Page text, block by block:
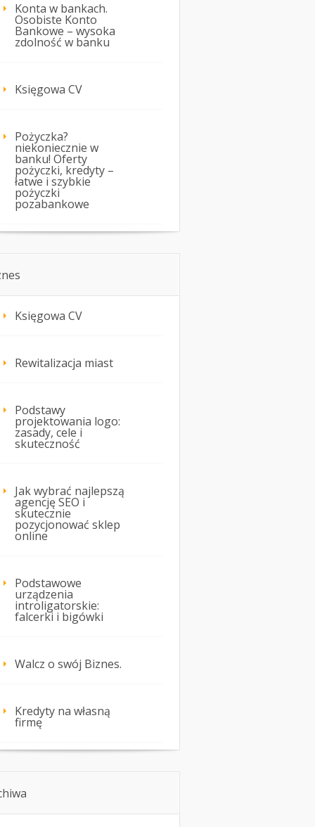
Konta w bankach.
Osobiste Konto
Bankowe – wysoka
zdolność w banku
Księgowa CV
Pożyczka?
niekoniecznie w
banku! Oferty
pożyczki, kredyty –
łatwe i szybkie
pożyczki
pozabankowe
Księgowa CV
Rewitalizacja miast
Podstawy
projektowania logo:
zasady, cele i
skuteczność
Jak wybrać najlepszą
agencję SEO i
skutecznie
pozycjonować sklep
online
Podstawowe
urządzenia
introligatorskie:
falcerki i bigówki
Walcz o swój Biznes.
Kredyty na własną
firmę